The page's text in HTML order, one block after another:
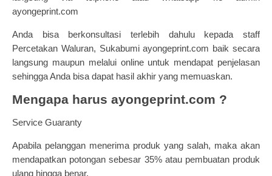
ayongeprint.com
Anda bisa berkonsultasi terlebih dahulu kepada staff
Percetakan Waluran, Sukabumi ayongeprint.com baik secara
langsung maupun melalui online untuk mendapat penjelasan
sehingga Anda bisa dapat hasil akhir yang memuaskan.
Mengapa harus ayongeprint.com ?
Service Guaranty
Apabila pelanggan menerima produk yang salah, maka akan
mendapatkan potongan sebesar 35% atau pembuatan produk
ulang hingga benar.